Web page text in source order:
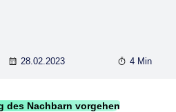
28.02.2023 4 Min
des Nachbarn vorgehen